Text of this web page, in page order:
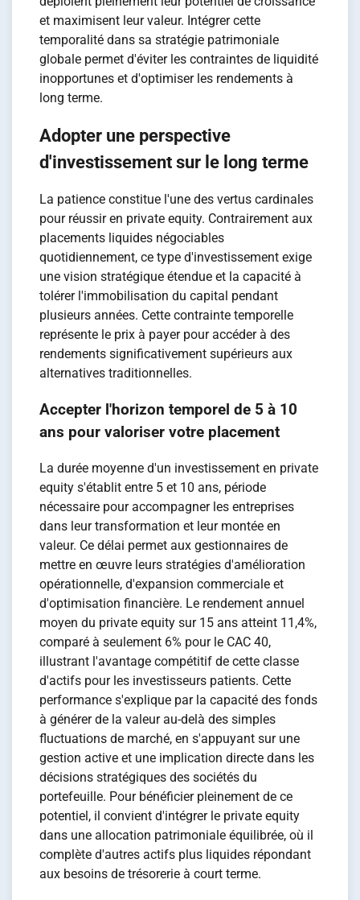
et maximisent leur valeur. Intégrer cette
temporalité dans sa stratégie patrimoniale
globale permet d'éviter les contraintes de liquidité
inopportunes et d'optimiser les rendements à
long terme.
Adopter une perspective
d'investissement sur le long terme
La patience constitue l'une des vertus cardinales
pour réussir en private equity. Contrairement aux
placements liquides négociables
quotidiennement, ce type d'investissement exige
une vision stratégique étendue et la capacité à
tolérer l'immobilisation du capital pendant
plusieurs années. Cette contrainte temporelle
représente le prix à payer pour accéder à des
rendements significativement supérieurs aux
alternatives traditionnelles.
Accepter l'horizon temporel de 5 à 10
ans pour valoriser votre placement
La durée moyenne d'un investissement en private
equity s'établit entre 5 et 10 ans, période
nécessaire pour accompagner les entreprises
dans leur transformation et leur montée en
valeur. Ce délai permet aux gestionnaires de
mettre en œuvre leurs stratégies d'amélioration
opérationnelle, d'expansion commerciale et
d'optimisation financière. Le rendement annuel
moyen du private equity sur 15 ans atteint 11,4%,
comparé à seulement 6% pour le CAC 40,
illustrant l'avantage compétitif de cette classe
d'actifs pour les investisseurs patients. Cette
performance s'explique par la capacité des fonds
à générer de la valeur au-delà des simples
fluctuations de marché, en s'appuyant sur une
gestion active et une implication directe dans les
décisions stratégiques des sociétés du
portefeuille. Pour bénéficier pleinement de ce
potentiel, il convient d'intégrer le private equity
dans une allocation patrimoniale équilibrée, où il
complète d'autres actifs plus liquides répondant
aux besoins de trésorerie à court terme.